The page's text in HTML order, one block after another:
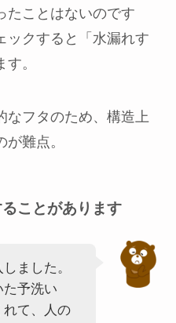
たことはないのです
ックすると「水漏れす
。
なフタのため、構造上
難点。
ことがあります
ました。
予洗い
れて、人の